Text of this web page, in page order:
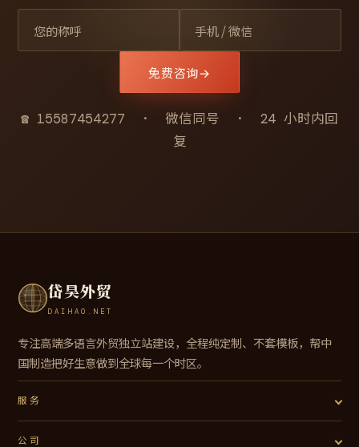
免费咨询→
☎ 15587454277 · 微信同号 · 24 小时内回
复
岱昊外贸
DAIHAO.NET
专注高端多语言外贸独立站建设，全程纯定制、不套模板，帮中
国制造把好生意做到全球每一个时区。
服务
公司